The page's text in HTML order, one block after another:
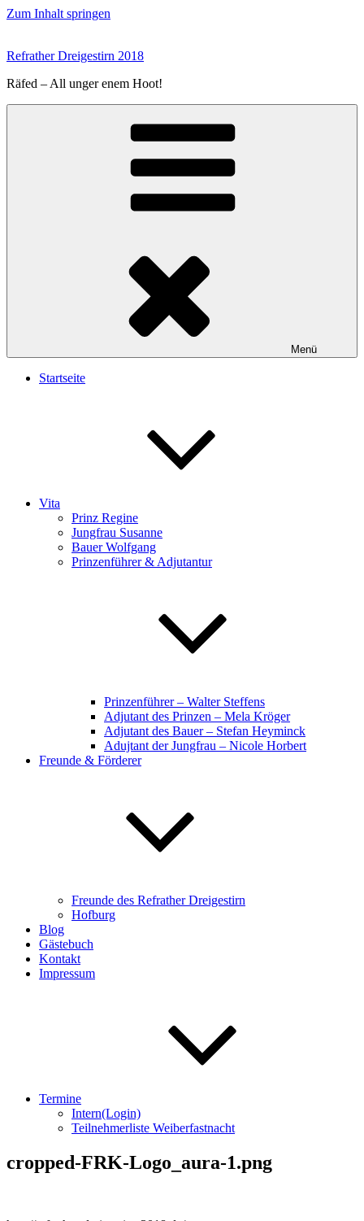
Zum Inhalt springen
Refrather Dreigestirn 2018
Räfed – All unger enem Hoot!
Menü
Startseite
Vita
Prinz Regine
Jungfrau Susanne
Bauer Wolfgang
Prinzenführer & Adjutantur
Prinzenführer – Walter Steffens
Adjutant des Prinzen – Mela Kröger
Adjutant des Bauer – Stefan Heyminck
Adujtant der Jungfrau – Nicole Horbert
Freunde & Förderer
Freunde des Refrather Dreigestirn
Hofburg
Blog
Gästebuch
Kontakt
Impressum
Termine
Intern(Login)
Teilnehmerliste Weiberfastnacht
cropped-FRK-Logo_aura-1.png